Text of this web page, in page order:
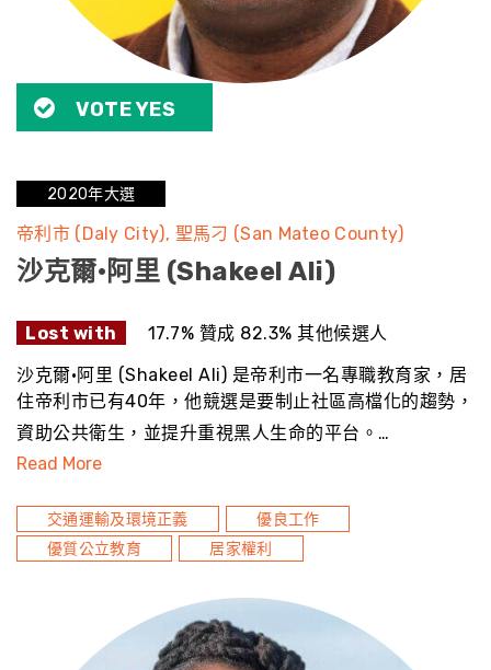
VOTE YES
2020年大選
帝利市 (Daly City) 聖馬刁 (San Mateo County)
沙克爾·阿里 (Shakeel Ali)
Lost with 17.7% 贊成 82.3% 其他候選人
沙克爾·阿里 (Shakeel Ali) 是帝利市一名專職教育家，居
住帝利市已有40年，他競選是要制止社區高檔化的趨勢，
資助公共衛生，並提升重視黑人生命的平台。…
Read More
交通運輸及環境正義
優良工作
優質公立教育
居家權利